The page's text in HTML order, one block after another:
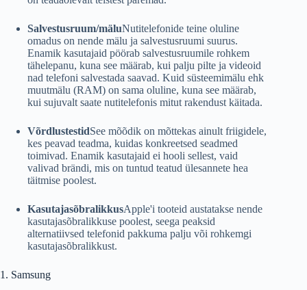
Salvestusruum/mäluNutitelefonide teine ​​​​oluline
omadus on nende mälu ja salvestusruumi suurus.
Enamik kasutajaid pöörab salvestusruumile rohkem
tähelepanu, kuna see määrab, kui palju pilte ja videoid
nad telefoni salvestada saavad. Kuid süsteemimälu ehk
muutmälu (RAM) on sama oluline, kuna see määrab,
kui sujuvalt saate nutitelefonis mitut rakendust käitada.
VõrdlustestidSee mõõdik on mõttekas ainult friigidele,
kes peavad teadma, kuidas konkreetsed seadmed
toimivad. Enamik kasutajaid ei hooli sellest, vaid
valivad brändi, mis on tuntud teatud ülesannete hea
täitmise poolest.
KasutajasõbralikkusApple'i tooteid austatakse nende
kasutajasõbralikkuse poolest, seega peaksid
alternatiivsed telefonid pakkuma palju või rohkemgi
kasutajasõbralikkust.
1. Samsung